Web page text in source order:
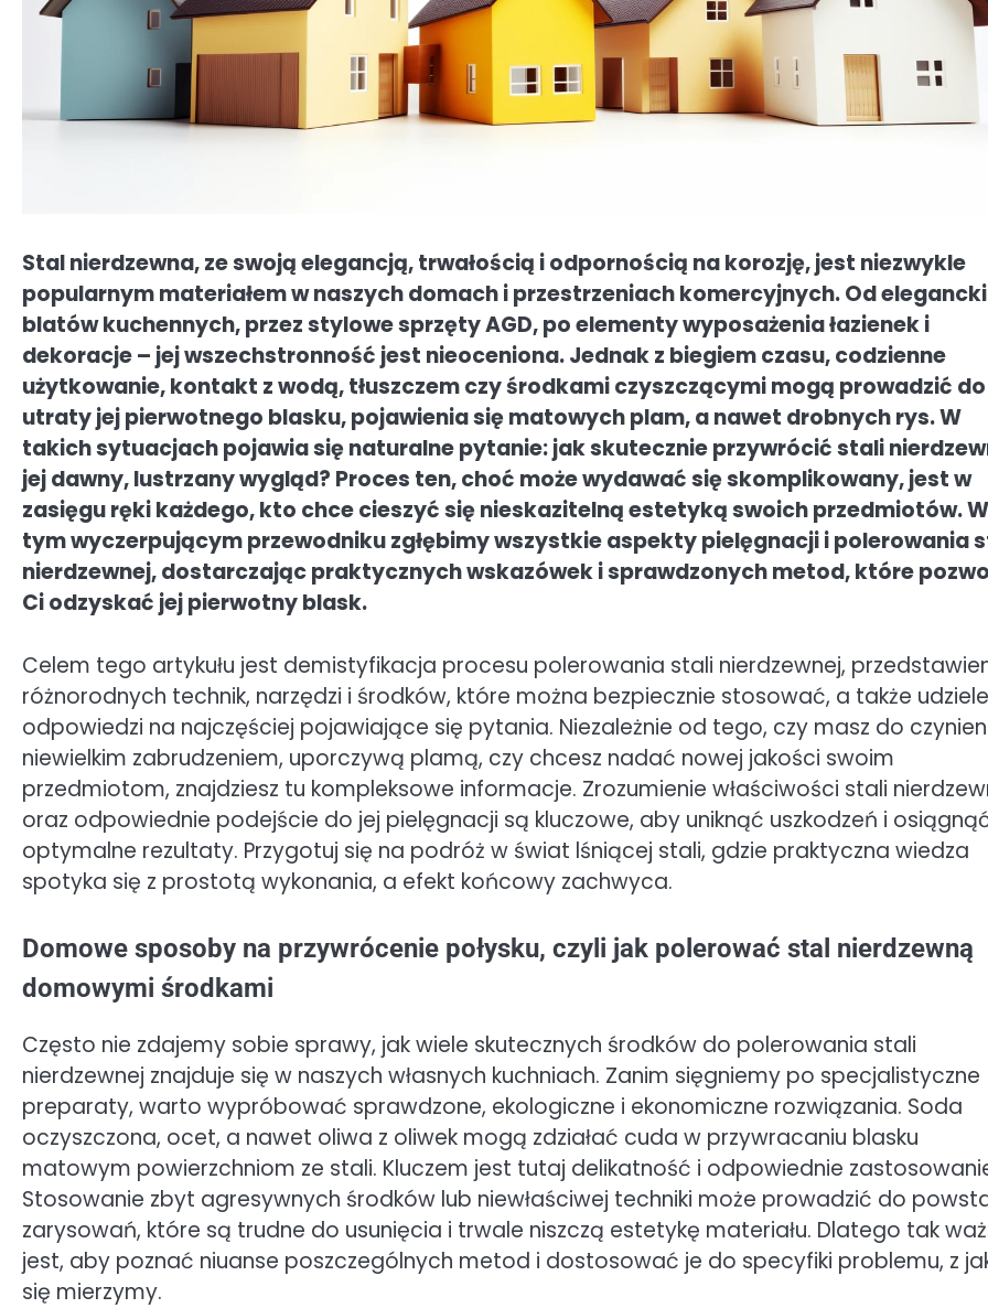
Stal nierdzewna, ze swoją elegancją, trwałością i odpornością na korozję, jest niezwykle
popularnym materiałem w naszych domach i przestrzeniach komercyjnych. Od
blatów kuchennych, przez stylowe sprzęty AGD, po elementy wyposażenia łazienek i
dekoracje – jej wszechstronność jest nieoceniona. Jednak z biegiem czasu, codzienne
użytkowanie, kontakt z wodą, tłuszczem czy środkami czyszczącymi mogą prowadzić do
utraty jej pierwotnego blasku, pojawienia się matowych plam, a nawet drobnych rys. W
takich sytuacjach pojawia się naturalne pytanie: jak skutecznie przywrócić stali
jej dawny, lustrzany wygląd? Proces ten, choć może wydawać się skomplikowany, jest w
zasięgu ręki każdego, kto chce cieszyć się nieskazitelną estetyką swoich przedmiotów. W
tym wyczerpującym przewodniku zgłębimy wszystkie aspekty pielęgnacji i polerowania
nierdzewnej, dostarczając praktycznych wskazówek i sprawdzonych metod, które
Ci odzyskać jej pierwotny blask.
Celem tego artykułu jest demistyfikacja procesu polerowania stali nierdzewnej,
różnorodnych technik, narzędzi i środków, które można bezpiecznie stosować, a także
odpowiedzi na najczęściej pojawiające się pytania. Niezależnie od tego, czy masz do
niewielkim zabrudzeniem, uporczywą plamą, czy chcesz nadać nowej jakości swoim
przedmiotom, znajdziesz tu kompleksowe informacje. Zrozumienie właściwości stali
oraz odpowiednie podejście do jej pielęgnacji są kluczowe, aby uniknąć uszkodzeń i
optymalne rezultaty. Przygotuj się na podróż w świat lśniącej stali, gdzie praktyczna wiedza
spotyka się z prostotą wykonania, a efekt końcowy zachwyca.
Domowe sposoby na przywrócenie połysku, czyli jak polerować stal nierdzewną
domowymi środkami
Często nie zdajemy sobie sprawy, jak wiele skutecznych środków do polerowania stali
nierdzewnej znajduje się w naszych własnych kuchniach. Zanim sięgniemy po specjalistyczne
preparaty, warto wypróbować sprawdzone, ekologiczne i ekonomiczne rozwiązania. Soda
oczyszczona, ocet, a nawet oliwa z oliwek mogą zdziałać cuda w przywracaniu blasku
matowym powierzchniom ze stali. Kluczem jest tutaj delikatność i odpowiednie
Stosowanie zbyt agresywnych środków lub niewłaściwej techniki może prowadzić do
zarysowań, które są trudne do usunięcia i trwale niszczą estetykę materiału. Dlatego tak
jest, aby poznać niuanse poszczególnych metod i dostosować je do specyfiki problemu, z
się mierzymy.